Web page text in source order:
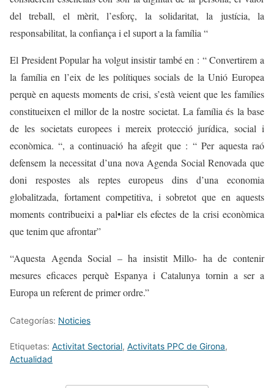
del treball, el mèrit, l’esforç, la solidaritat, la justícia, la
responsabilitat, la confiança i el suport a la família “
El President Popular ha volgut insistir també en : “ Convertirem a
la família en l’eix de les polítiques socials de la Unió Europea
perquè en aquests moments de crisi, s’està veient que les famílies
constitueixen el millor de la nostre societat. La família és la base
de les societats europees i mereix protecció jurídica, social i
econòmica. “, a continuació ha afegit que : “ Per aquesta raó
defensem la necessitat d’una nova Agenda Social Renovada que
doni respostes als reptes europeus dins d’una economia
globalitzada, fortament competitiva, i sobretot que en aquests
moments contribueixi a pal•liar els efectes de la crisi econòmica
que tenim que afrontar”
“Aquesta Agenda Social – ha insistit Millo- ha de contenir
mesures eficaces perquè Espanya i Catalunya tornin a ser a
Europa un referent de primer ordre.”
Categorías: Noticies
Etiquetas: Activitat Sectorial, Activitats PPC de Girona,
Actualidad